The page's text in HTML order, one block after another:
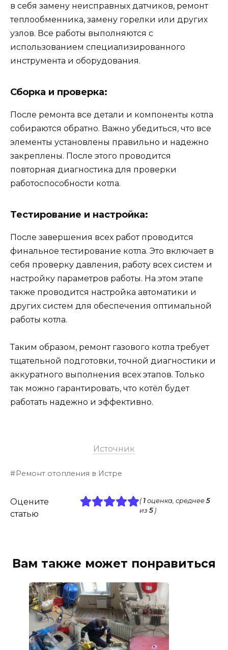
в себя замену неисправных датчиков, ремонт
теплообменника, замену горелки или других
узлов. Все работы выполняются с
использованием специализированного
инструмента и оборудования.
Сборка и проверка:
После ремонта все детали и компоненты котла
собираются обратно. Важно убедиться, что все
элементы установлены правильно и надежно
закреплены. После этого проводится
повторная диагностика для проверки
работоспособности котла.
Тестирование и настройка:
После завершения всех работ проводится
финальное тестирование котла. Это включает в
себя проверку давления, работу всех систем и
настройку параметров работы. На этом этапе
также проводится настройка автоматики и
других систем для обеспечения оптимальной
работы котла.
Таким образом, ремонт газового котла требует
тщательной подготовки, точной диагностики и
аккуратного выполнения всех этапов. Только
так можно гарантировать, что котёл будет
работать надежно и эффективно.
Источник
Ремонт отопления в Истре
Оцените
статью
( 1оценка, среднее 5
из 5)
Вам также может понравиться